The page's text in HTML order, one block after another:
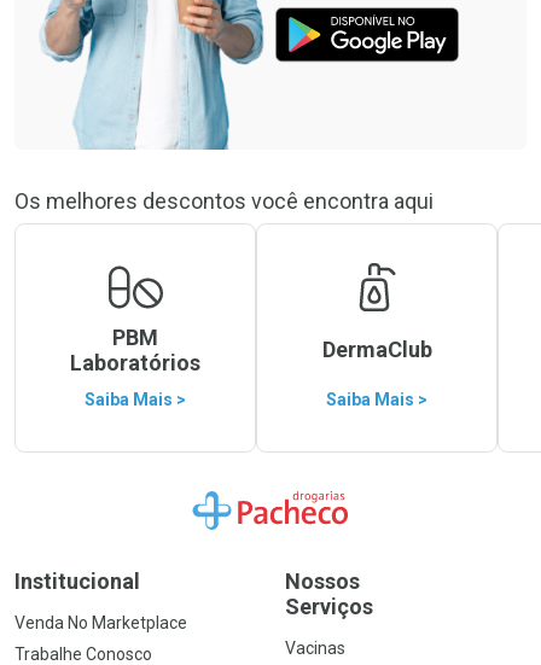
Os melhores descontos você encontra aqui
PBM
Laboratórios
Saiba Mais >
DermaClub
Saiba Mais >
Ir para a Home
Institucional
Venda No Marketplace
Trabalhe Conosco
Nossos
Serviços
Vacinas